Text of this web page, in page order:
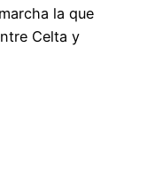
la que
Celta y